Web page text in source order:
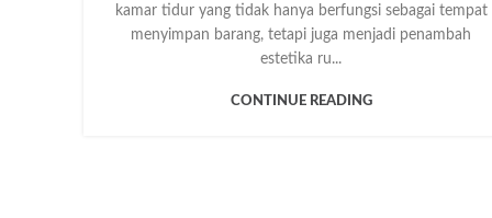
kamar tidur yang tidak hanya berfungsi sebagai tempat
menyimpan barang, tetapi juga menjadi penambah
estetika ru...
CONTINUE READING